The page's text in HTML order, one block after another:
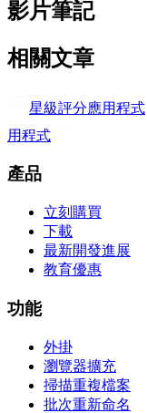
影片筆記
相關文章
星級評分應用程式
用程式
產品
立刻購買
下載
最新開發進展
教育優惠
功能
外掛
瀏覽器擴充
掃描重複檔案
批次重新命名